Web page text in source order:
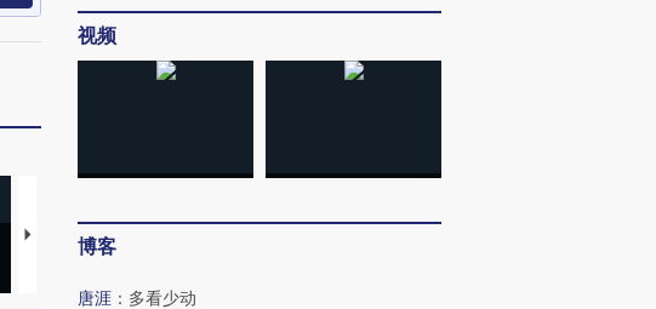
马航飞行员跨国走私7万
粒摇头丸 尿检体内含3种
视频
博客
唐涯 ： 多看少动